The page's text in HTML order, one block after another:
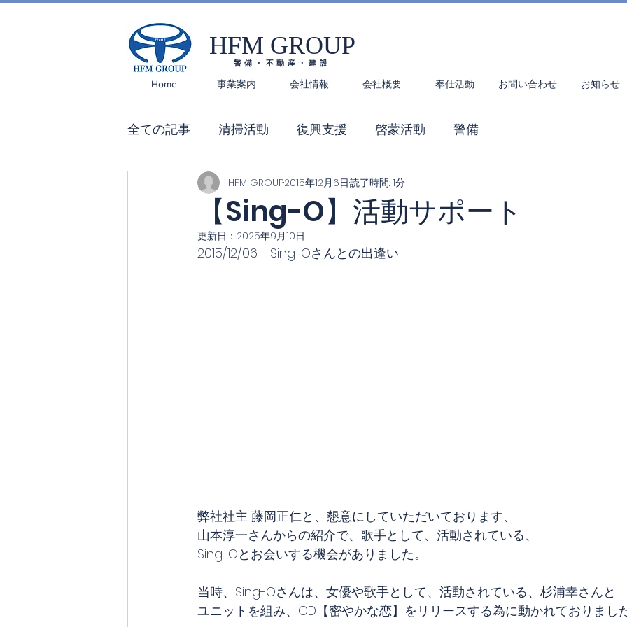
HFM GROUP
警備・不動産・建設
Home 事業案内 会社情報 会社概要 奉仕活動 お問い合わせ お知らせ
全ての記事 清掃活動 復興支援 啓蒙活動 警備
【Sing-O】活動サポート
HFM GROUP2015年12月6日読了時間: 1分
更新日： 2025年9月10日
2015/12/06　Sing-Oさんとの出逢い
弊社社主 藤岡正仁と、懇意にしていただいております、
山本淳一さんからの紹介で、歌手として、活動されている、
Sing-Oとお会いする機会がありました。
当時、Sing-Oさんは、女優や歌手として、活動されている、杉浦幸さんと
ユニットを組み、CD【密やかな恋】をリリースする為に動かれておりまし